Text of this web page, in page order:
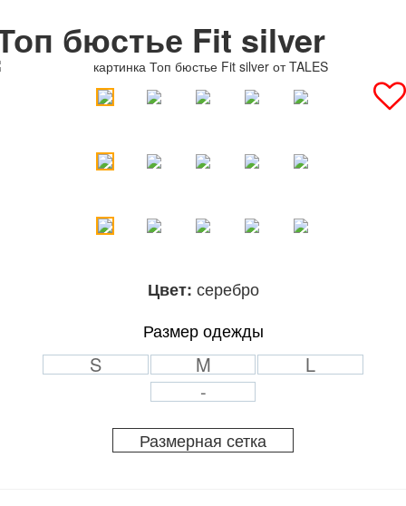
бюстье Fit silver
Цвет: серебро
Размер одежды
S M
L
-
Размерная сетка